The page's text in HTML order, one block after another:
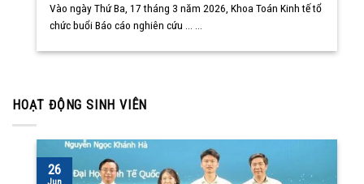
Vào ngày Thứ Ba, 17 tháng 3 năm 2026, Khoa Toán Kinh tế tổ
chức buổi Báo cáo nghiên cứu ... ...
HOẠT ĐỘNG SINH VIÊN
26